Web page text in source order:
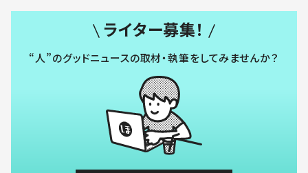
ライター募集！
“人”のグッドニュースの取材・執筆をしてみませんか？